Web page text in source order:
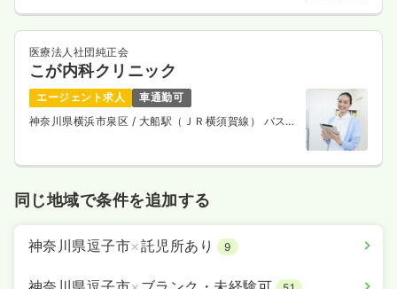
医療法人社団純正会
こが内科クリニック
エージェント求人
車通勤可
神奈川県横浜市泉区 / 大船駅（ＪＲ横須賀線） バス
同じ地域で条件を追加する
神奈川県逗子市×託児所あり 9